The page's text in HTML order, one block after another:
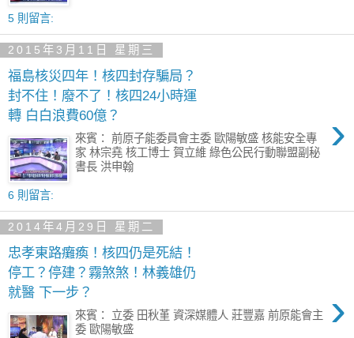
5 則留言:
2015年3月11日 星期三
福島核災四年！核四封存騙局？
封不住！廢不了！核四24小時運
轉 白白浪費60億？
›
來賓： 前原子能委員會主委 歐陽敏盛 核能安全專
家 林宗堯 核工博士 賀立維 綠色公民行動聯盟副秘
書長 洪申翰
6 則留言:
2014年4月29日 星期二
忠孝東路癱瘓！核四仍是死結！
停工？停建？霧煞煞！林義雄仍
就醫 下一步？
›
來賓： 立委 田秋堇 資深媒體人 莊豐嘉 前原能會主
委 歐陽敏盛